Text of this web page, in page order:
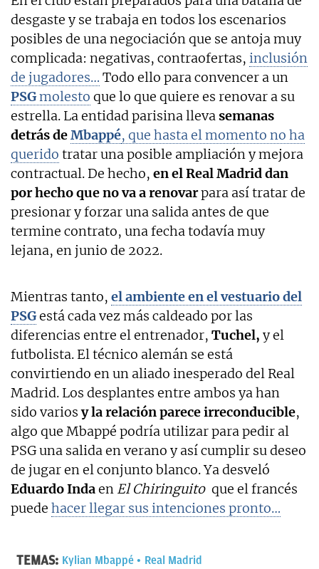
desgaste y se trabaja en todos los escenarios
posibles de una negociación que se antoja muy
complicada: negativas, contraofertas, inclusión
de jugadores… Todo ello para convencer a un
PSGmolesto que lo que quiere es renovar a su
estrella. La entidad parisina llevasemanas
detrás deMbappé, que hasta el momento no ha
querido tratar una posible ampliación y mejora
contractual. De hecho, en el Real Madrid dan
por hecho que no va a renovarpara así tratar de
presionar y forzar una salida antes de que
termine contrato, una fecha todavía muy
lejana, en junio de 2022.
Mientras tanto, el ambiente en el vestuario del
PSGestá cada vez más caldeado por las
diferencias entre el entrenador, Tuchel, y el
futbolista. El técnico alemán se está
convirtiendo en un aliado inesperado del Real
Madrid. Los desplantes entre ambos ya han
sido variosy la relación parece irreconducible,
algo que Mbappé podría utilizar para pedir al
PSG una salida en verano y así cumplir su deseo
de jugar en el conjunto blanco. Ya desveló
Eduardo Indaen El Chiringuito que el francés
puede hacer llegar sus intenciones pronto…
TEMAS: Kylian Mbappé Real Madrid